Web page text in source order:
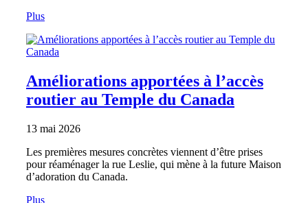
Plus
Améliorations apportées à l’accès
routier au Temple du Canada
13 mai 2026
Les premières mesures concrètes viennent d’être prises
pour réaménager la rue Leslie, qui mène à la future Maison
d’adoration du Canada.
Plus